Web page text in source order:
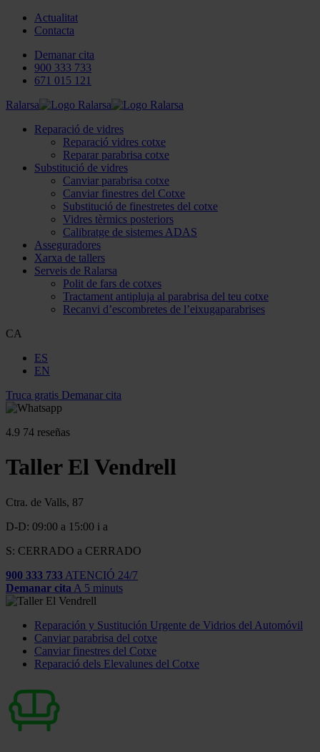
Actualitat
Contacta
Demanar cita
900 333 733
671 015 121
Ralarsa
Reparació de vidres
Reparació vidres cotxe
Reparar parabrisa cotxe
Substitució de vidres
Canviar parabrisa cotxe
Canviar finestres del Cotxe
Substitució de finestretes del cotxe
Vidres tèrmics posteriors
Calibratge de sistemes ADAS
Asseguradores
Xarxa de tallers
Serveis de Ralarsa
Polit de fars de cotxes
Tractament antipluja al parabrisa del teu cotxe
Recanvi d’escombretes de l’eixugaparabrises
CA
ES
EN
Truca gratis Demanar cita
4.9 74 reseñas
Taller El Vendrell
Ctra. de Valls, 87
D-D: 09:00 a 15:00 i a
S: CERRADO a CERRADO
900 333 733 ATENCIÓ 24/7
Demanar cita A 5 minuts
Reparación y Sustitución Urgente de Vidrios del Automóvil
Canviar parabrisa del cotxe
Canviar finestres del Cotxe
Reparació dels Elevalunes del Cotxe